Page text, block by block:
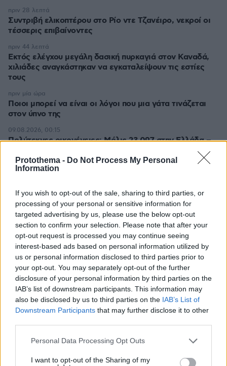
Protothema - Do Not Process My Personal
Information
If you wish to opt-out of the sale, sharing to third parties, or
processing of your personal or sensitive information for
targeted advertising by us, please use the below opt-out
section to confirm your selection. Please note that after your
opt-out request is processed you may continue seeing
interest-based ads based on personal information utilized by
us or personal information disclosed to third parties prior to
your opt-out. You may separately opt-out of the further
disclosure of your personal information by third parties on the
IAB’s list of downstream participants. This information may
also be disclosed by us to third parties on the IAB’s List of
Downstream Participants that may further disclose it to other
Please note that this website/app uses one or more Google
not limited to your visit or usage behaviour. You may click to
Personal Data Processing Opt Outs
I want to opt-out of the Sharing of my
Συντριβή ελικοπτέρου στο Ρίο ντε Τζανέιρο, νεκροί οι
τέσσερις επιβαίνοντες
πριν 28 λεπτά
Εκτός ελέγχου μεγάλη δασική πυρκαγιά στον Καναδά,
χιλιάδες αναγκάστηκαν να εγκαταλείψουν τις εστίες
τους
πριν 44 λεπτά
Ποιοι μπορεί να είναι οι λόγοι που μια γάτα τινάζεται
στον ύπνο της
πριν μία ώρα
Πολύτεκνες οικογένειες: Μόλις 23.097 στην Ελλάδα –
09.08.2026, 00:15
09.08.2026, 00:14
Μαγειρεύουμε με αυγά: 7 συνταγές που …τα σπάνε
09.08.2026, 00:00
Γερμανία: Μη επανδρωμένα αεροσκάφη εθεάθησαν
πάνω από στρατιωτική βάση
08.08.2026, 23:56
Θετικές οι συνομιλίες με το Ιράν για τα Στενά του
Ορμούζ, λέει το Ομάν
08.08.2026, 23:53
Χάος στη Βουλή του Κοσόβου: Βουλευτής της
αντιπολίτευσης πέταξε αυγά στον πρωθυπουργό Άλμπιν
08.08.2026, 23:42
ΔΕΙΤΕ ΟΛΕΣ ΤΙΣ ΕΙΔΗΣΕΙΣ